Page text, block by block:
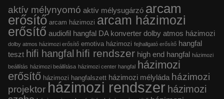
aktív mélynyomó aktív mélysugárzó arcam
erősítő arcam házimozi arcam házimozi
erősítő audiofil hangfal DA konverter dolby atmos házimozi
dolby atmos házimozi erősítő emotiva házimozi fejhallgató erősítő hangfal
teszt hifi hangfal hifi rendszer high end hangfal házimozi
beállítás házimozi beállítása házimozi center hangfal házimozi
erősítő házimozi hangfalszett házimozi mélyláda házimozi
projektor házimozi rendszer házimozi